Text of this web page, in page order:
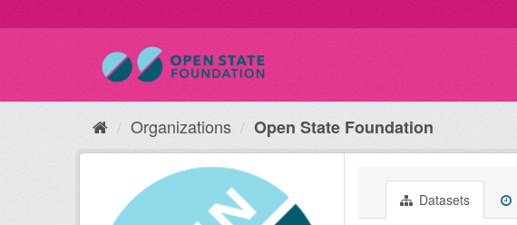
Organizations Open State Foundation
Datasets